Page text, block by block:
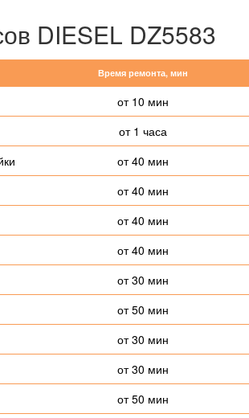
DIESEL DZ5583
Время ремонта, мин
от 10 мин
от 1 часа
от 40 мин
от 40 мин
от 40 мин
от 40 мин
от 30 мин
от 50 мин
от 30 мин
от 30 мин
от 50 мин